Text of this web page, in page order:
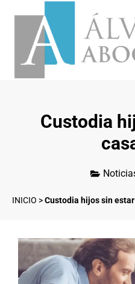
Custodia
INICIO >Custodia hijos sin